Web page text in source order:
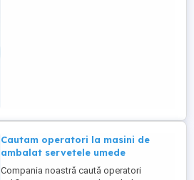
Cautam operatori la masini de
ambalat servetele umede
Compania noastră caută operatori